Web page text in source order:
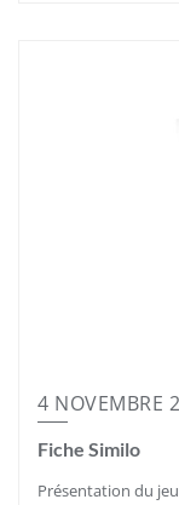
4 NOVEMBRE
Fiche Similo
Présentation du